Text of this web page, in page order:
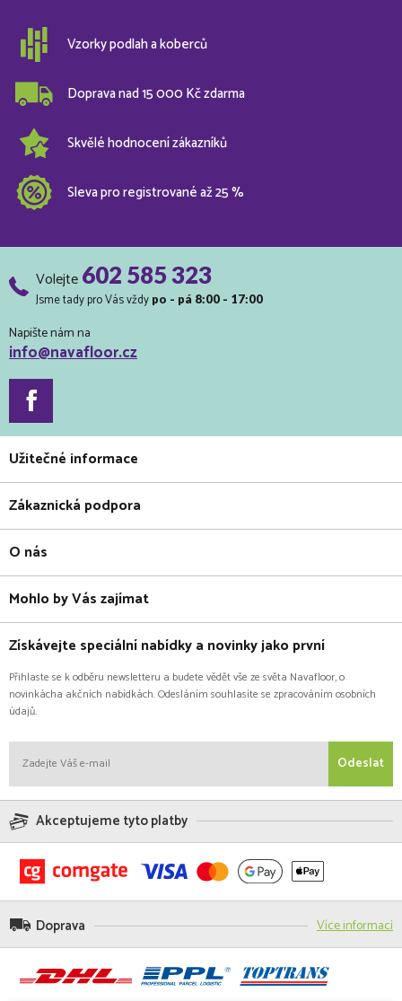
Vzorky podlah a koberců
Doprava nad 15 000 Kč zdarma
Skvělé hodnocení zákazníků
Sleva pro registrované až 25 %
Volejte602 585 323
Jsme tady pro Vás vždy po - pá 8:00 - 17:00
Napište nám na
info@navafloor.cz
Užitečné informace
Zákaznická podpora
O nás
Mohlo by Vás zajímat
Získávejte speciální nabídky a novinky jako první
Přihlaste se k odběru newsletteru a budete vědět vše ze světa Navafloor, o
novinkácha akčních nabídkách. Odesláním souhlasíte se zpracováním osobních
údajů.
Odeslat
Akceptujeme tyto platby
Doprava Více informací